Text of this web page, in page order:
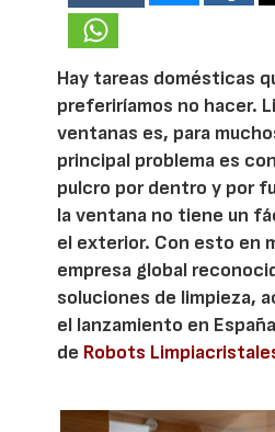
Hay tareas domésticas
preferiríamos no hacer.
ventanas es, para
principal problema es
pulcro por dentro y por
la ventana no tiene un
el exterior. Con esto en
empresa global
soluciones de limpieza,
el lanzamiento en
de Robots